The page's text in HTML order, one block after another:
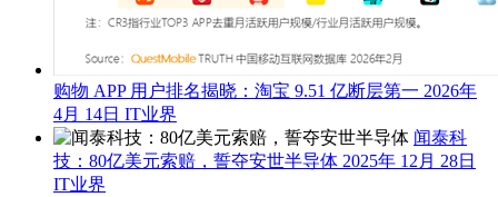
购物 APP 用户排名揭晓：淘宝 9.51 亿断层第一 2026年
4月 14日 IT业界
闻泰科
技：80亿美元索赔，誓夺安世半导体 2025年 12月 28日
IT业界